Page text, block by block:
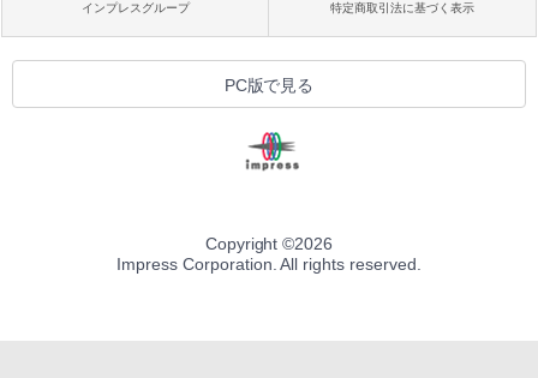
インプレスグループ 特定商取引法に基づく表示
PC版で見る
Copyright ©2026
Impress Corporation. All rights reserved.